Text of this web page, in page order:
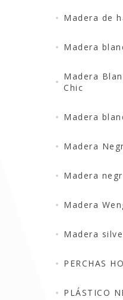
Madera de
Madera
Madera
Chic
Madera
Madera
Madera
Madera
Madera
PERCHAS
PLÁSTICO